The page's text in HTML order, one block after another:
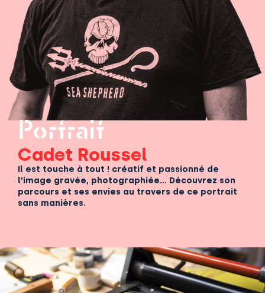
Portrait
Cadet Roussel
Il est touche à tout ! créatif et passionné de
l’image gravée, photographiée… Découvrez son
parcours et ses envies au travers de ce portrait
sans manières.